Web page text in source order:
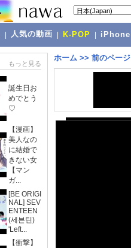
人気の動画 K-POP iPhone
もっと見る
誕生日お
めでとう
♡
【漫画】
美人なの
に結婚で
きない女
【マン
ガ...
[BE ORIGI
NAL] SEV
ENTEEN
(세븐틴)
'Left...
【衝撃】
ホーム >> 前のページ